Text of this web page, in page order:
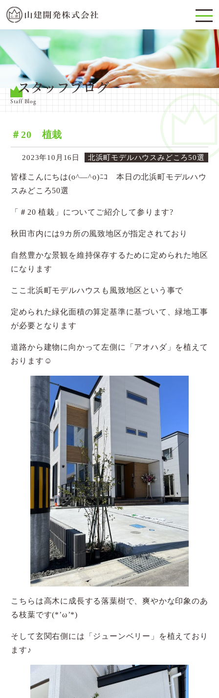
スタッフブログ
Staff Blog
＃20 植栽
2023年10月16日 北浜町モデルハウスみどころ50選
皆様こんにちは(o^―^o)ﾆｺ 本日の北浜町モデルハウ
スみどころ50選
「＃20 植栽」についてご紹介して参ります?
秋田市内には9カ所の風致地区が指定されており
自然豊かな景観を維持保存するために定められた地区
になります
ここ北浜町モデルハウスも風致地区という事で
定められた緑化面積の算定基準に基づいて、緑地工事
が必要となります
道路から建物に向かって左側に「アオハダ」を植えて
おります☺
こちらは高木に成長する落葉樹で、爽やかな印象のあ
る枝葉です(*’ω’*)
そして玄関右側には「ジューンベリー」を植えており
ます♪